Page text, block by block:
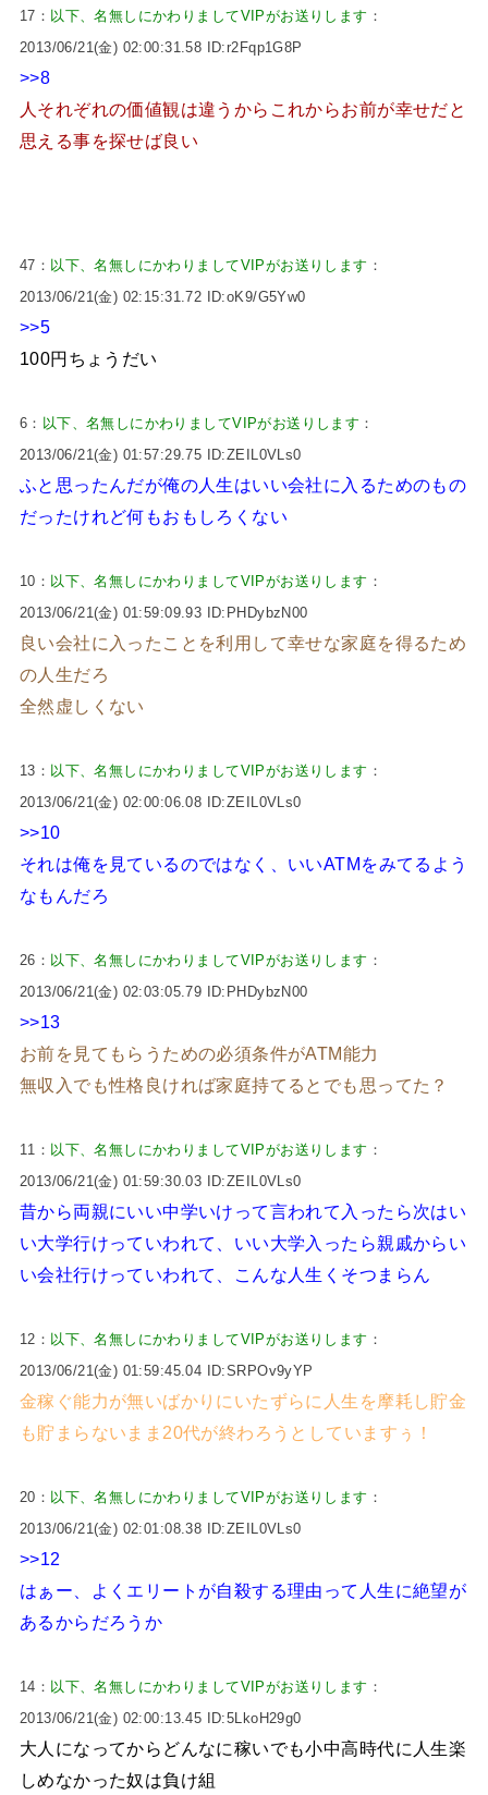
17： 以下、名無しにかわりましてVIPがお送りします ：
2013/06/21(金) 02:00:31.58 ID:r2Fqp1G8P
>>8
人それぞれの価値観は違うからこれからお前が幸せだと
思える事を探せば良い
47： 以下、名無しにかわりましてVIPがお送りします ：
2013/06/21(金) 02:15:31.72 ID:oK9/G5Yw0
>>5
100円ちょうだい
6： 以下、名無しにかわりましてVIPがお送りします ：
2013/06/21(金) 01:57:29.75 ID:ZEIL0VLs0
ふと思ったんだが俺の人生はいい会社に入るためのもの
だったけれど何もおもしろくない
10： 以下、名無しにかわりましてVIPがお送りします ：
2013/06/21(金) 01:59:09.93 ID:PHDybzN00
良い会社に入ったことを利用して幸せな家庭を得るため
の人生だろ
全然虚しくない
13： 以下、名無しにかわりましてVIPがお送りします ：
2013/06/21(金) 02:00:06.08 ID:ZEIL0VLs0
>>10
それは俺を見ているのではなく、いいATMをみてるよう
なもんだろ
26： 以下、名無しにかわりましてVIPがお送りします ：
2013/06/21(金) 02:03:05.79 ID:PHDybzN00
>>13
お前を見てもらうための必須条件がATM能力
無収入でも性格良ければ家庭持てるとでも思ってた？
11： 以下、名無しにかわりましてVIPがお送りします ：
2013/06/21(金) 01:59:30.03 ID:ZEIL0VLs0
昔から両親にいい中学いけって言われて入ったら次はい
い大学行けっていわれて、いい大学入ったら親戚からい
い会社行けっていわれて、こんな人生くそつまらん
12： 以下、名無しにかわりましてVIPがお送りします ：
2013/06/21(金) 01:59:45.04 ID:SRPOv9yYP
金稼ぐ能力が無いばかりにいたずらに人生を摩耗し貯金
も貯まらないまま20代が終わろうとしていますぅ！
20： 以下、名無しにかわりましてVIPがお送りします ：
2013/06/21(金) 02:01:08.38 ID:ZEIL0VLs0
>>12
はぁー、よくエリートが自殺する理由って人生に絶望が
あるからだろうか
14： 以下、名無しにかわりましてVIPがお送りします ：
2013/06/21(金) 02:00:13.45 ID:5LkoH29g0
大人になってからどんなに稼いでも小中高時代に人生楽
しめなかった奴は負け組